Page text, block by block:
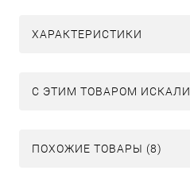
ХАРАКТЕРИСТИКИ
C ЭТИМ ТОВАРОМ ИСКАЛИ
ПОХОЖИЕ ТОВАРЫ (8)